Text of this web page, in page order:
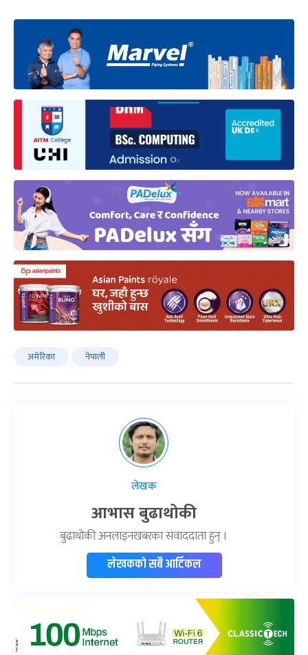
अमेरिका नेपाली
लेखक
आभास बुढाथोकी
बुढाथोकी अनलाइनखबरका संवाददाता हुन् ।
लेखकको सबै आर्टिकल